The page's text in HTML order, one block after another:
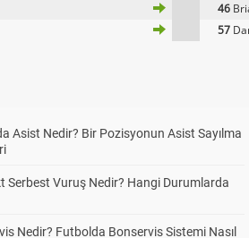
46
57
Asist Nedir? Bir Pozisyonun Asist Sayılma
Serbest Vuruş Nedir? Hangi Durumlarda
Nedir? Futbolda Bonservis Sistemi Nasıl